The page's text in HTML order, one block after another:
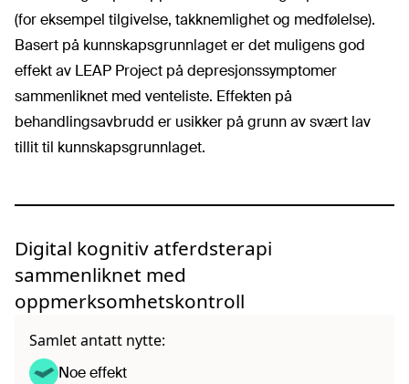
(for eksempel tilgivelse, takknemlighet og medfølelse).
Basert på kunnskapsgrunnlaget er det muligens god
effekt av LEAP Project på depresjonssymptomer
sammenliknet med venteliste. Effekten på
behandlingsavbrudd er usikker på grunn av svært lav
tillit til kunnskapsgrunnlaget.
Digital kognitiv atferdsterapi
sammenliknet med
oppmerksomhetskontroll
Samlet antatt nytte:
Noe effekt